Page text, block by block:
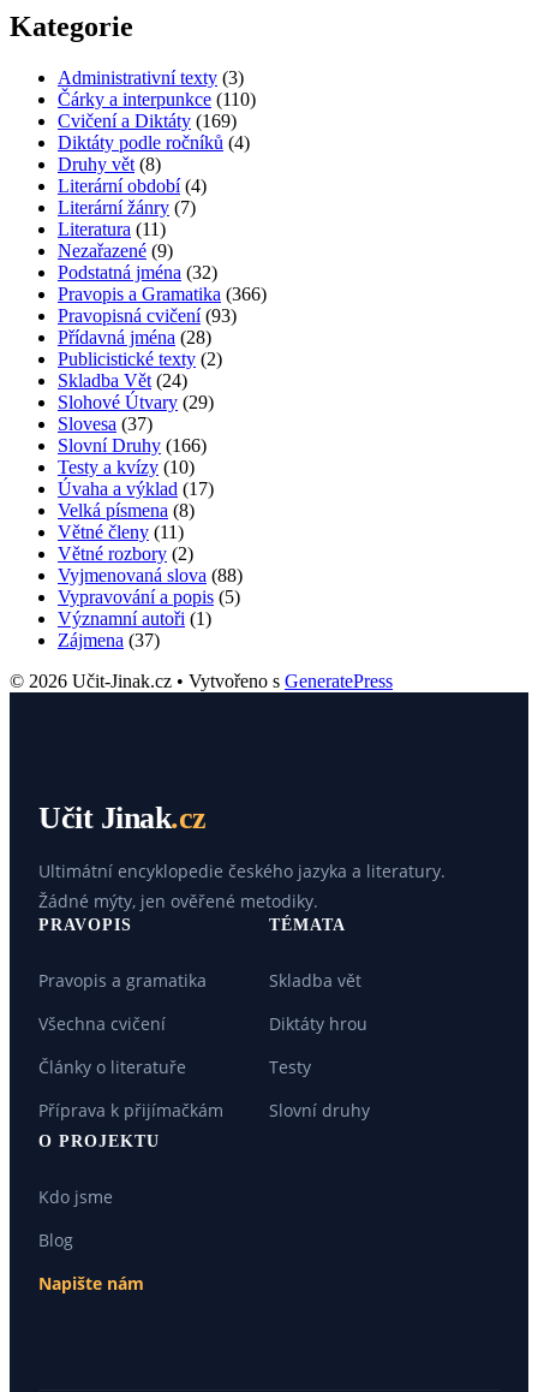
Kategorie
Administrativní texty (3)
Čárky a interpunkce (110)
Cvičení a Diktáty (169)
Diktáty podle ročníků (4)
Druhy vět (8)
Literární období(4)
Literární žánry (7)
Literatura (11)
Nezařazené (9)
Podstatná jména (32)
Pravopis a Gramatika (366)
Pravopisná cvičení(93)
Přídavná jména (28)
Publicistické texty (2)
Skladba Vět (24)
Slohové Útvary (29)
Slovesa (37)
Slovní Druhy (166)
Testy a kvízy (10)
Úvaha a výklad (17)
Velká písmena (8)
Větné členy (11)
Větné rozbory (2)
Vyjmenovaná slova (88)
Vypravování a popis (5)
Významní autoři (1)
Zájmena (37)
© 2026 Učit-Jinak.cz • Vytvořeno s GeneratePress
Učit Jinak.cz
Ultimátní encyklopedie českého jazyka a literatury.
Žádné mýty, jen ověřené metodiky.
PRAVOPIS
Pravopis a gramatika
Všechna cvičení
Články o literatuře
Příprava k přijímačkám
TÉMATA
Skladba vět
Diktáty hrou
Testy
Slovní druhy
O PROJEKTU
Kdo jsme
Blog
Napište nám